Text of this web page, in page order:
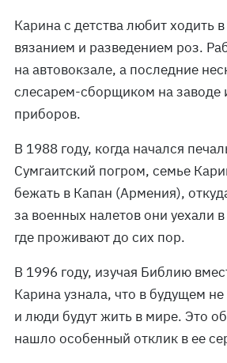
Карина с детства любит ходить
вязанием и разведением роз.
на автовокзале, а последние
слесарем-сборщиком на заводе
приборов.
В 1988 году, когда начался
Сумгаитский погром, семье
бежать в Капан (Армения),
за военных налетов они уехали
где проживают до сих пор.
В 1996 году, изучая Библию
Карина узнала, что в будущем не
и люди будут жить в мире. Это
нашло особенный отклик в ее